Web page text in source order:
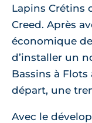
Lapins Crétins
Creed. Après
économique
d’installer un
Bassins à Flots
départ, une
Avec le